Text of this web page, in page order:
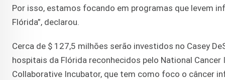
Por isso, estamos focando em programas que levem
Flórida”, declarou.
Cerca de $ 127,5 milhões serão investidos no Casey
hospitais da Flórida reconhecidos pelo National
Collaborative Incubator, que tem como foco o câncer